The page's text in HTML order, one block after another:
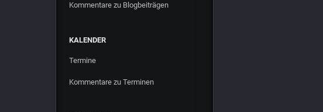
Kommentare zu Blogbeiträgen
KALENDER
Termine
Kommentare zu Terminen